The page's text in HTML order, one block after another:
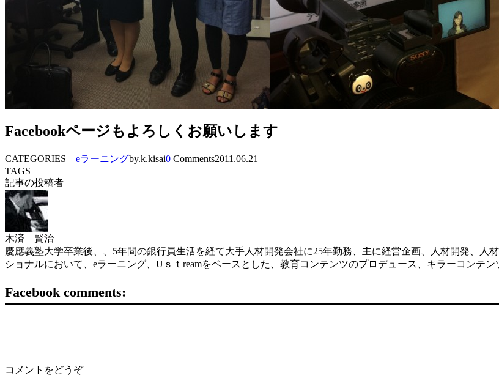
Facebookページもよろしくお願いします
CATEGORIES eラーニングby.k.kisai0 Comments2011.06.21
TAGS
記事の投稿者
木済 賢治
慶應義塾大学卒業後、、5年間の銀行員生活を経て大手人材開発会社に25年勤務、主に経営企画、人材開発、
ショナルにおいて、eラーニング、Uｓｔreamをベースとした、教育コンテンツのプロデュース、キラーコンテ
Facebook comments:
コメントをどうぞ